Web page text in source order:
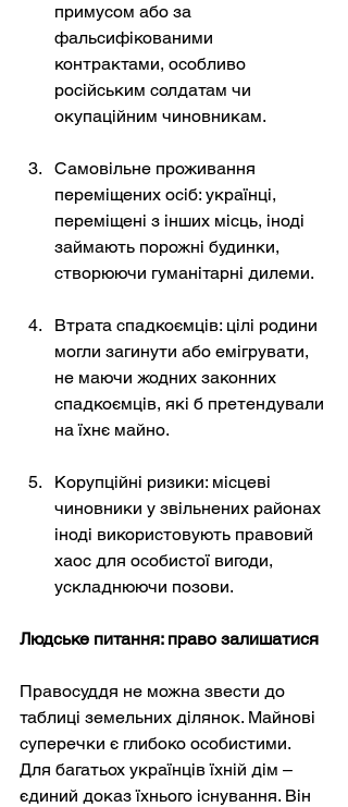
примусом або за
фальсифікованими
контрактами, особливо
російським солдатам чи
окупаційним чиновникам.
Самовільне проживання
переміщених осіб: українці,
переміщені з інших місць, іноді
займають порожні будинки,
створюючи гуманітарні дилеми.
Втрата спадкоємців: цілі родини
могли загинути або емігрувати,
не маючи жодних законних
спадкоємців, які б претендували
на їхнє майно.
Корупційні ризики: місцеві
чиновники у звільнених районах
іноді використовують правовий
хаос для особистої вигоди,
ускладнюючи позови.
Людське питання: право залишатися
Правосуддя не можна звести до
таблиці земельних ділянок. Майнові
суперечки є глибоко особистими.
Для багатьох українців їхній дім –
єдиний доказ їхнього існування. Він